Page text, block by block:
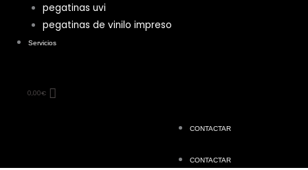
pegatinas uvi
pegatinas de vinilo impreso
Servicios
0,00€
CONTACTAR
CONTACTAR